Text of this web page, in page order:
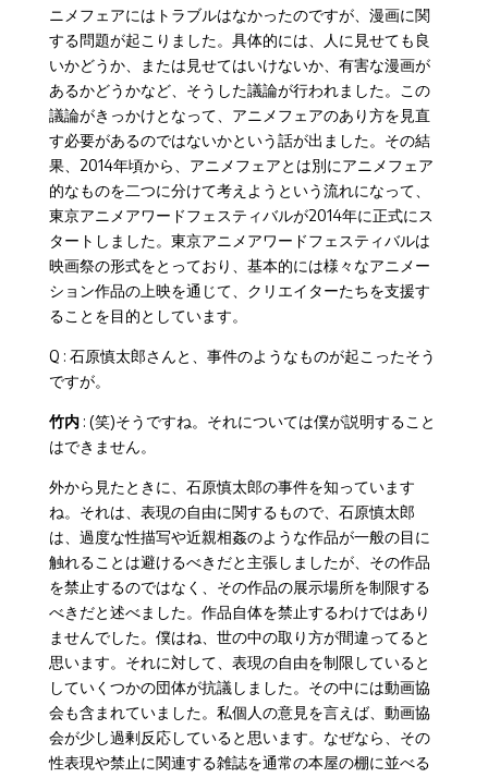
ニメフェアにはトラブルはなかったのですが、漫画に関
する問題が起こりました。具体的には、人に見せても良
いかどうか、または見せてはいけないか、有害な漫画が
あるかどうかなど、そうした議論が行われました。この
議論がきっかけとなって、アニメフェアのあり方を見直
す必要があるのではないかという話が出ました。その結
果、2014年頃から、アニメフェアとは別にアニメフェア
的なものを二つに分けて考えようという流れになって、
東京アニメアワードフェスティバルが2014年に正式にス
タートしました。東京アニメアワードフェスティバルは
映画祭の形式をとっており、基本的には様々なアニメー
ション作品の上映を通じて、クリエイターたちを支援す
ることを目的としています。
Q : 石原慎太郎さんと、事件のようなものが起こったそう
ですが。
竹内: (笑)そうですね。それについては僕が説明すること
はできません。
外から見たときに、石原慎太郎の事件を知っています
ね。それは、表現の自由に関するもので、石原慎太郎
は、過度な性描写や近親相姦のような作品が一般の目に
触れることは避けるべきだと主張しましたが、その作品
を禁止するのではなく、その作品の展示場所を制限する
べきだと述べました。作品自体を禁止するわけではあり
ませんでした。僕はね、世の中の取り方が間違ってると
思います。それに対して、表現の自由を制限していると
していくつかの団体が抗議しました。その中には動画協
会も含まれていました。私個人の意見を言えば、動画協
会が少し過剰反応していると思います。なぜなら、その
性表現や禁止に関連する雑誌を通常の本屋の棚に並べる